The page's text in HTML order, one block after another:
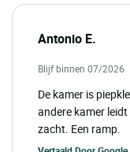
Antonio E.
Blijf binnen 07/2026
De kamer is
andere kamer
zacht. Een ramp.